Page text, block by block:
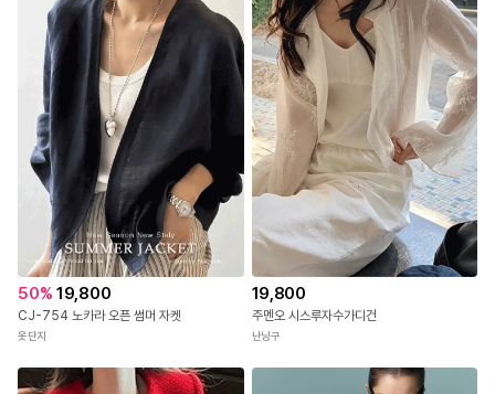
50% 19,800
CJ-754 노카라 오픈 썸머 자켓
옷단지
19,800
주멘오 시스루자수가디건
난닝구